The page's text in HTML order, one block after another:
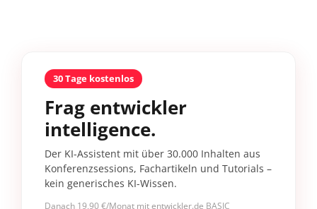
30 Tage kostenlos
Frag entwickler
intelligence.
Der KI-Assistent mit über 30.000 Inhalten aus
Konferenzsessions, Fachartikeln und Tutorials –
kein generisches KI-Wissen.
Danach 19,90 €/Monat mit entwickler.de BASIC